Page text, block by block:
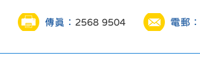
傳真： 2568 9504 電郵：